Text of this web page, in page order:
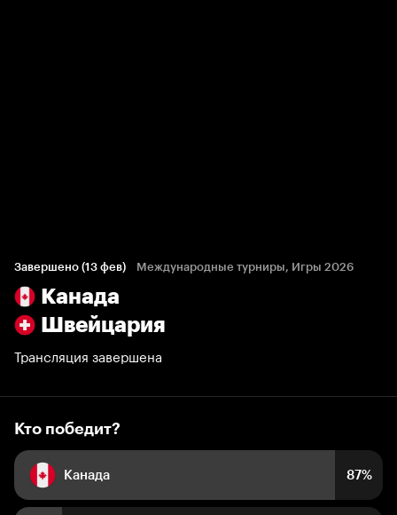
Завершено (13 фев) Международные турниры, Игры 2026
Канада
Швейцария
Трансляция завершена
87%
Кто победит?
Канада 87%